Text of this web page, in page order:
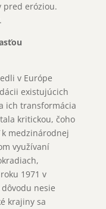
pred eróziou.
v Európe
existujúcich
ich transformácia
kritickou, čoho
medzinárodnej
využívaní
1971 v
nesie
krajiny sa